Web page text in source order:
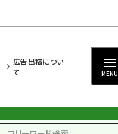
広告出稿につい
て
MENU